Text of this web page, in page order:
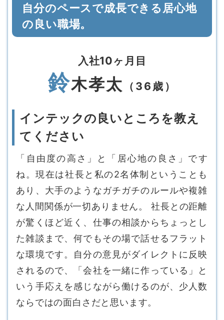
自分のペースで成長できる居心地
の良い職場。
入社10ヶ月目
鈴木孝太 （36歳）
インテックの良いところを教え
てください
「自由度の高さ」と「居心地の良さ」です
ね。現在は社長と私の2名体制ということも
あり、大手のようなガチガチのルールや複雑
な人間関係が一切ありません。 社長との距離
が驚くほど近く、仕事の相談からちょっとし
た雑談まで、何でもその場で話せるフラット
な環境です。自分の意見がダイレクトに反映
されるので、「会社を一緒に作っている」と
いう手応えを感じながら働けるのが、少人数
ならではの面白さだと思います。